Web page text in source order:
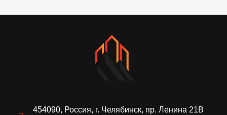
454090, Россия, г. Челябинск, пр. Ленина 21В